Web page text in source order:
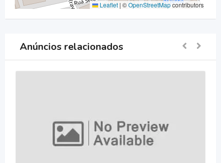
Leaflet | ©OpenStreetMapcontributors
Anúncios relacionados